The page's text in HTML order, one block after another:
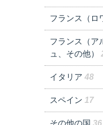
フランス（ロ
フランス（ア
ュ、その他）
イタリア 48
スペイン 17
その他の国 36